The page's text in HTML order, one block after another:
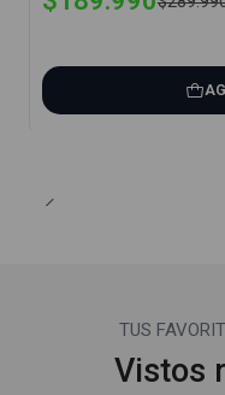
TUS
Vistos